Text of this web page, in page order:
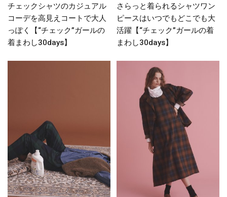
チェックシャツのカジュアル
コーデを高見えコートで大人
っぽく【“チェック”ガールの
着まわし30days】
さらっと着られるシャツワン
ピースはいつでもどこでも大
活躍【“チェック”ガールの着
まわし30days】